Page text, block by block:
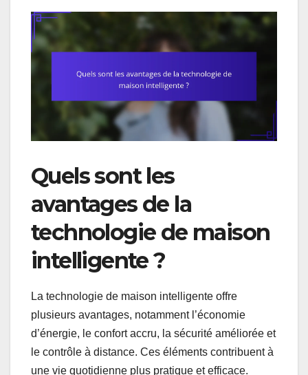
Quels sont les
avantages de la
technologie de maison
intelligente ?
La technologie de maison intelligente offre
plusieurs avantages, notamment l’économie
d’énergie, le confort accru, la sécurité améliorée et
le contrôle à distance. Ces éléments contribuent à
une vie quotidienne plus pratique et efficace.